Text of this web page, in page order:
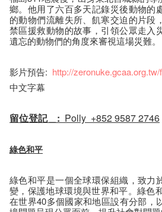
鄉。他用了六百多天記錄災後動物的
的動物們流離失所、飢寒交迫的片段
禁區援救動物的故事，引領公眾走入
遺忘的動物們的角度來審視這場災難。
影片預告: http://
中文字幕
留位登記＿: Polly +852 9587 2746
綠色和平
綠色和平是一個全球環保組織，致力
變，保護地球環境與世界和平。綠色
在世界40多個國家和地區設有分部，